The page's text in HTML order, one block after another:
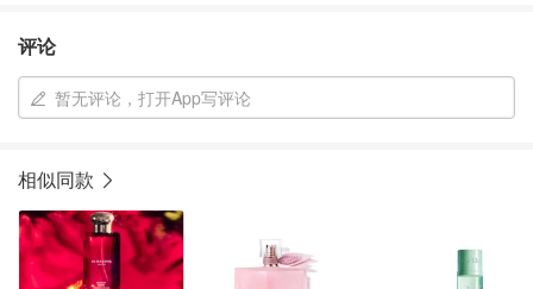
评论
暂无评论，打开App写评论
相似同款